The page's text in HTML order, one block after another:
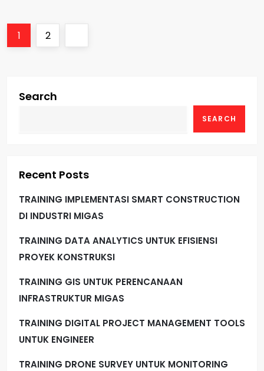
P
p
a
g
a
Page
1 Page
2
Search
SEARCH
Recent Posts
TRAINING IMPLEMENTASI SMART CONSTRUCTION
DI INDUSTRI MIGAS
TRAINING DATA ANALYTICS UNTUK EFISIENSI
PROYEK KONSTRUKSI
TRAINING GIS UNTUK PERENCANAAN
INFRASTRUKTUR MIGAS
TRAINING DIGITAL PROJECT MANAGEMENT TOOLS
UNTUK ENGINEER
TRAINING DRONE SURVEY UNTUK MONITORING